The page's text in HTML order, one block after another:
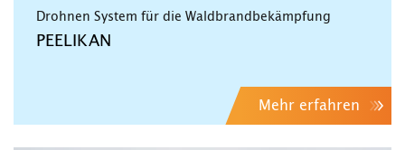
Drohnen System für die Waldbrandbekämpfung
PEELIKAN
Mehr erfahren